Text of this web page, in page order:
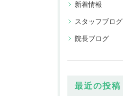
新着情報
スタッフブログ
院長ブログ
最近の投稿